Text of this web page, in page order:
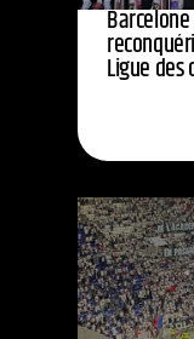
Ligue des